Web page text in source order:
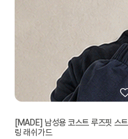
[MADE] 남성용 코스트 루즈핏 스트
링 래쉬가드